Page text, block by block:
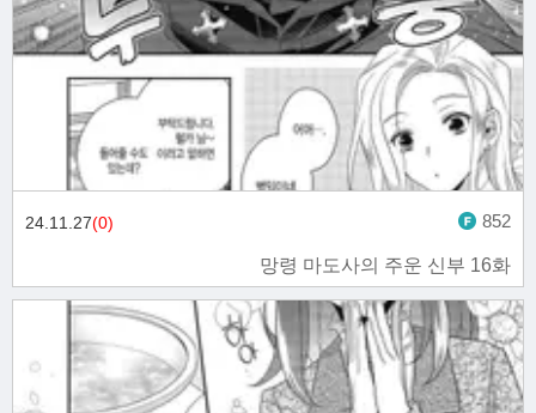
망령 마도사의 주운 신부 16화
24.11.27(0) 852